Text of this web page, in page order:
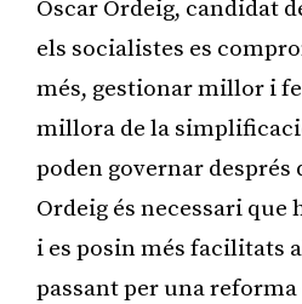
Òscar Ordeig, candidat
els socialistes es
més, gestionar millor i
millora de la
poden governar després
Ordeig és necessari que
i es posin més facilitats
passant per una